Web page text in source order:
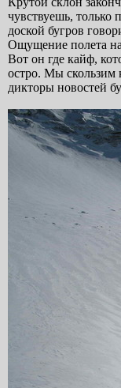
чувствуешь, только
доской бугров
Ощущение полета
Вот он где кайф,
остро. Мы скользим
дикторы новостей